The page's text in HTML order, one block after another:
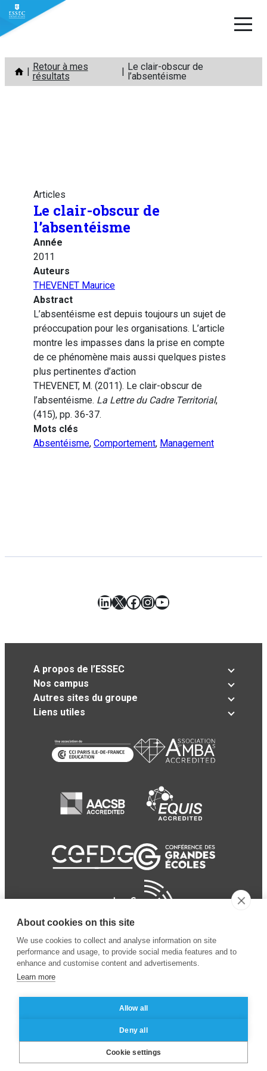
Aller
contenu
Retour à mes
résultats
Le clair-obscur de
l’absentéisme
Articles
Le clair-obscur de
l’absentéisme
Année
2011
Auteurs
THEVENET Maurice
Abstract
L’absentéisme est depuis toujours un sujet de
préoccupation pour les organisations. L’article
montre les impasses dans la prise en compte
de ce phénomène mais aussi quelques pistes
plus pertinentes d’action
THEVENET, M. (2011). Le clair-obscur de
l’absentéisme. La Lettre du Cadre Territorial,
(415), pp. 36-37.
Mots clés
Absentéisme, Comportement, Management
LinkedIn
X Facebook
Instagram
YouTube
A propos de l’ESSEC
Nos campus
Autres sites du groupe
Liens utiles
Business School
Mentions légales
des données personnelles
About cookies on this site
We use cookies to collect and analyse information on site
performance and usage, to provide social media features and to
enhance and customise content and advertisements.
Learn more
Allow all
Deny all
Cookie settings